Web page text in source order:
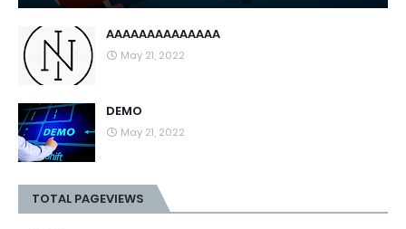
AAAAAAAAAAAAAA
May 21, 2022
DEMO
May 21, 2022
TOTAL PAGEVIEWS